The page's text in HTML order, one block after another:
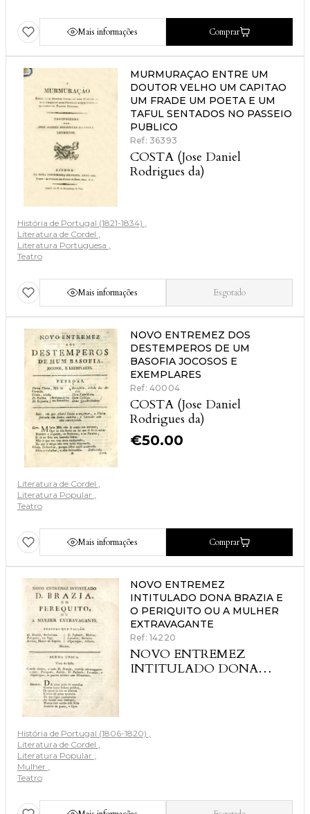
Mais informações Comprar
MURMURAÇAO ENTRE UM
DOUTOR VELHO UM CAPITAO
UM FRADE UM POETA E UM
TAFUL SENTADOS NO PASSEIO
PUBLICO
Ref: 36393
COSTA (Jose Daniel
Rodrigues da)
História de Portugal (1821-1834)
Literatura de Cordel
Literatura Portuguesa
Teatro
Mais informações Esgotado
NOVO ENTREMEZ DOS
DESTEMPEROS DE UM
BASOFIA JOCOSOS E
EXEMPLARES
Ref: 40004
COSTA (Jose Daniel
Rodrigues da)
€50.00
Literatura de Cordel
Literatura Popular
Teatro
Mais informações Comprar
NOVO ENTREMEZ
INTITULADO DONA BRAZIA E
O PERIQUITO OU A MULHER
EXTRAVAGANTE
Ref: 14220
NOVO ENTREMEZ
INTITULADO DONA
História de Portugal (1806-1820)
Literatura de Cordel
Literatura Popular
Mulher
Teatro